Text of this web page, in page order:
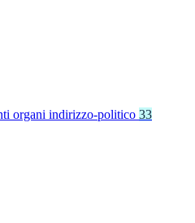
organi indirizzo-politico 33